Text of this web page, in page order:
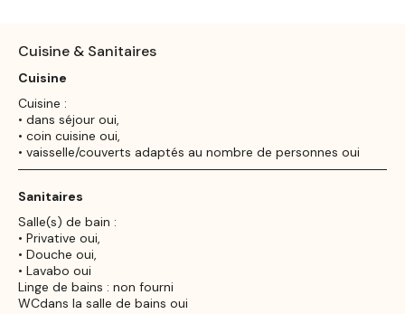
Cuisine & Sanitaires
Cuisine
Cuisine :
• dans séjour oui,
• coin cuisine oui,
• vaisselle/couverts adaptés au nombre de personnes oui
Sanitaires
Salle(s) de bain :
• Privative oui,
• Douche oui,
• Lavabo oui
Linge de bains : non fourni
WCdans la salle de bains oui